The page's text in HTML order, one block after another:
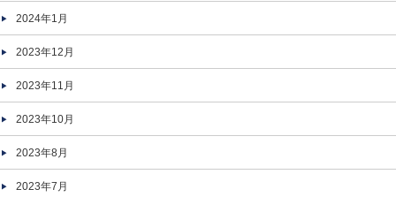
2024年1月
2023年12月
2023年11月
2023年10月
2023年8月
2023年7月